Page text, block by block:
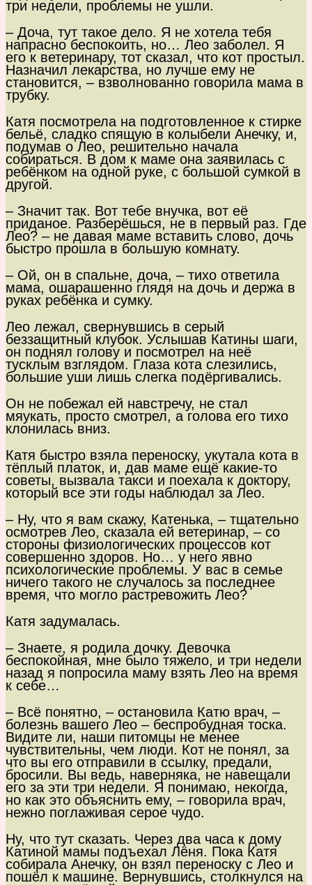
три недели, проблемы не ушли.
– Доча, тут такое дело. Я не хотела тебя
напрасно беспокоить, но… Лео заболел. Я
его к ветеринару, тот сказал, что кот простыл.
Назначил лекарства, но лучше ему не
становится, – взволнованно говорила мама в
трубку.
Катя посмотрела на подготовленное к стирке
бельё, сладко спящую в колыбели Анечку, и,
подумав о Лео, решительно начала
собираться. В дом к маме она заявилась с
ребёнком на одной руке, с большой сумкой в
другой.
– Значит так. Вот тебе внучка, вот её
приданое. Разберёшься, не в первый раз. Где
Лео? – не давая маме вставить слово, дочь
быстро прошла в большую комнату.
– Ой, он в спальне, доча, – тихо ответила
мама, ошарашенно глядя на дочь и держа в
руках ребёнка и сумку.
Лео лежал, свернувшись в серый
беззащитный клубок. Услышав Катины шаги,
он поднял голову и посмотрел на неё
тусклым взглядом. Глаза кота слезились,
большие уши лишь слегка подёргивались.
Он не побежал ей навстречу, не стал
мяукать, просто смотрел, а голова его тихо
клонилась вниз.
Катя быстро взяла переноску, укутала кота в
тёплый платок, и, дав маме ещё какие-то
советы, вызвала такси и поехала к доктору,
который все эти годы наблюдал за Лео.
– Ну, что я вам скажу, Катенька, – тщательно
осмотрев Лео, сказала ей ветеринар, – со
стороны физиологических процессов кот
совершенно здоров. Но… у него явно
психологические проблемы. У вас в семье
ничего такого не случалось за последнее
время, что могло растревожить Лео?
Катя задумалась.
– Знаете, я родила дочку. Девочка
беспокойная, мне было тяжело, и три недели
назад я попросила маму взять Лео на время
к себе…
– Всё понятно, – остановила Катю врач, –
болезнь вашего Лео – беспробудная тоска.
Видите ли, наши питомцы не менее
чувствительны, чем люди. Кот не понял, за
что вы его отправили в ссылку, предали,
бросили. Вы ведь, наверняка, не навещали
его за эти три недели. Я понимаю, некогда,
но как это объяснить ему, – говорила врач,
нежно поглаживая серое чудо.
Ну, что тут сказать. Через два часа к дому
Катиной мамы подъехал Лёня. Пока Катя
собирала Анечку, он взял переноску с Лео и
пошёл к машине. Вернувшись, столкнулся на